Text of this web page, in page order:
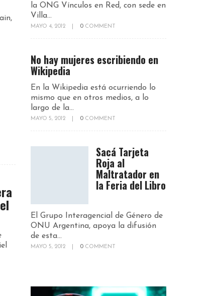
la ONG Vínculos en Red, con sede en
Villa...
MAYO 4, 2012 0 COMMENT
No hay mujeres escribiendo en
Wikipedia
En la Wikipedia está ocurriendo lo
mismo que en otros medios, a lo
largo de la...
MAYO 5, 2012 0 COMMENT
Sacá Tarjeta
Roja al
Maltratador en
la Feria del Libro
El Grupo Interagencial de Género de
ONU Argentina, apoya la difusión
de esta...
MAYO 5, 2012 0 COMMENT